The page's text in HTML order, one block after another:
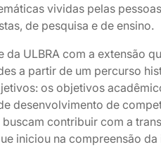
vividas pelas
de pesquisa e de ensino.
da ULBRA com a extensão
a partir de um percurso
os objetivos
desenvolvimento de
contribuir com a
iniciou na compreensão